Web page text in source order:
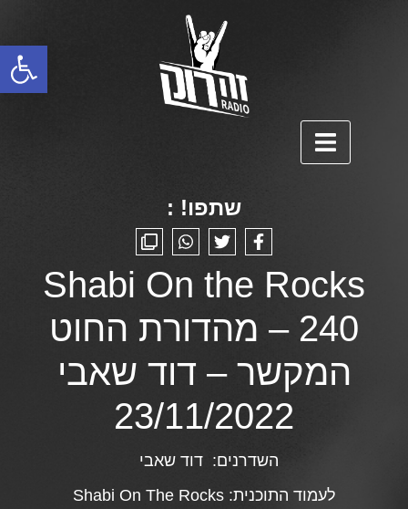
פתח סרגל נגישות
שתפו! :
Shabi On the Rocks
240 – מהדורת החוט
המקשר – דוד שאבי
23/11/2022
השדרנים: דוד שאבי
לעמוד התוכנית:Shabi On The Rocks